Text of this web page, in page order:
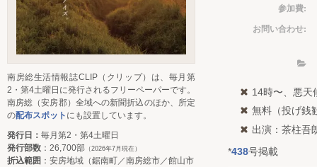
参加費:
お問い合わせ:
14時〜、悪天
無料（投げ銭
出演：茶柱吾
*438号掲載
南房総生活情報誌CLIP（クリップ）は、毎月第
2・第4土曜日に発行されるフリーペーパーです。
南房総（安房郡）全域への新聞折込のほか、所定
の配布スポット にも設置しています。
発行日： 毎月第2・第4土曜日
発行部数 ：26,700部 （2026年7月現在）
折込範囲 ：安房地域（鋸南町／南房総市／館山市